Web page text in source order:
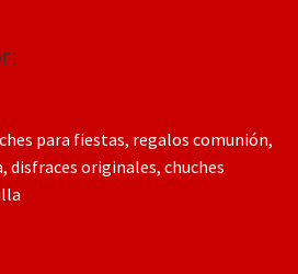
para fiestas, regalos comunión,
disfraces originales, chuches